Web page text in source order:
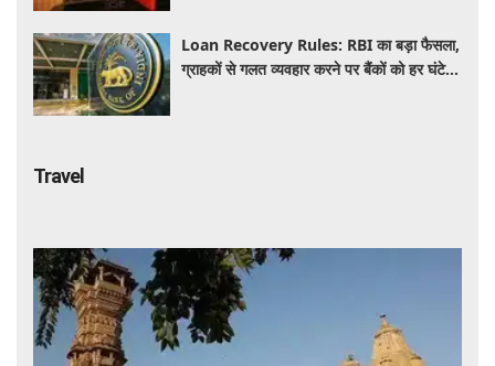
Loan Recovery Rules: RBI का बड़ा फैसला,
ग्राहकों से गलत व्यवहार करने पर बैंकों को हर घंटे
Travel